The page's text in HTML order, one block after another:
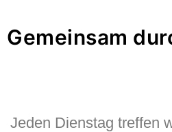
Gemeinsam
Jeden Dienstag treffen